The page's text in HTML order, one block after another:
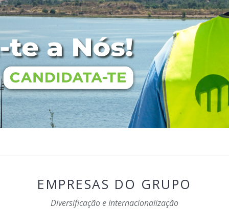
EMPRESAS DO GRUPO
Diversificação e Internacionalização